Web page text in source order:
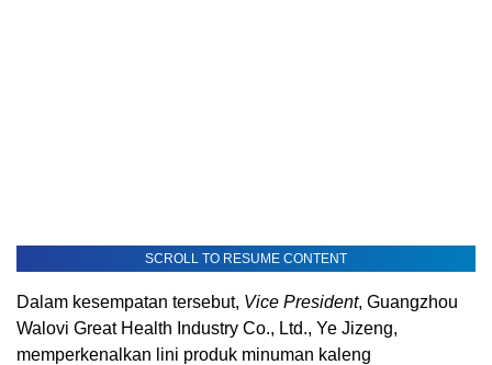
SCROLL TO RESUME CONTENT
Dalam kesempatan tersebut, Vice President, Guangzhou
Walovi Great Health Industry Co., Ltd., Ye Jizeng,
memperkenalkan lini produk minuman kaleng